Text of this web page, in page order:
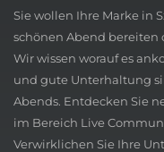
Sie wollen Ihre Marke in
schönen Abend bereiten
Wir wissen worauf es
und gute Unterhaltung
Abends. Entdecken Sie
im Bereich Live
Verwirklichen Sie Ihre